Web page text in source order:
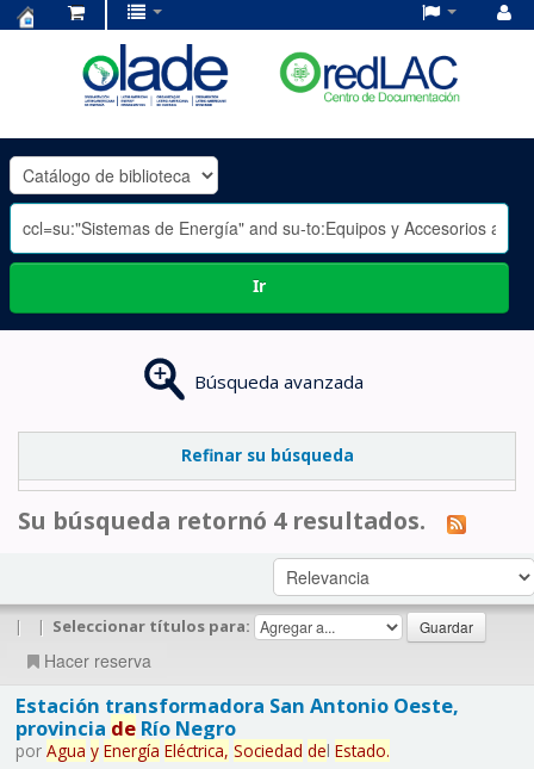
OLADE
-
Ir
Búsqueda avanzada
Refinar su búsqueda
Su búsqueda retornó 4 resultados.
| | Seleccionar títulos para:
Hacer reserva
Estación transformadora San Antonio Oeste,
provincia deRío Negro
por Agua y Energía Eléctrica, Sociedad del Estado.